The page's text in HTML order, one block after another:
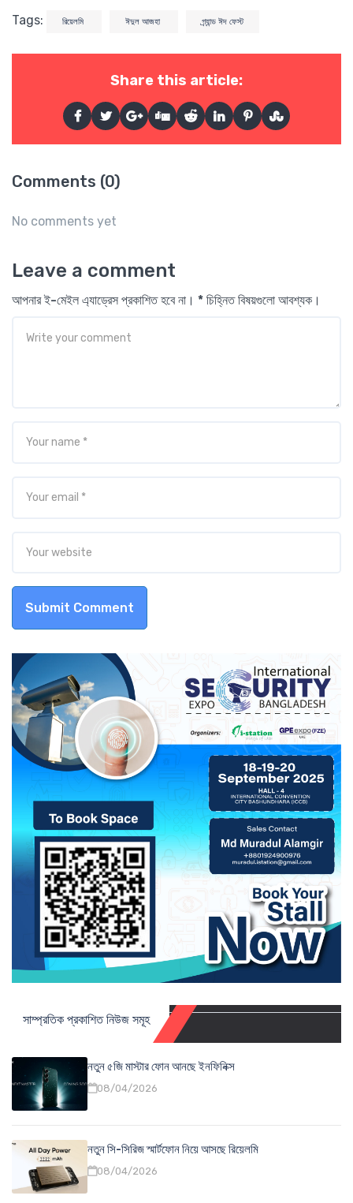
Tags: রিয়েলমি ঈদুল আজহা গ্র্যান্ড ঈদ ফেস্ট
Share this article:
Comments (0)
No comments yet
Leave a comment
আপনার ই-মেইল এ্যাড্রেস প্রকাশিত হবে না। * চিহ্নিত বিষয়গুলো আবশ্যক।
Submit Comment
সাম্প্রতিক প্রকাশিত নিউজ সমূহ
নতুন ৫জি মাস্টার ফোন আনছে ইনফিনিক্স
08/04/2026
নতুন সি-সিরিজ স্মার্টফোন নিয়ে আসছে রিয়েলমি
08/04/2026